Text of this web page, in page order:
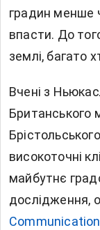
градин менше
впасти. До
землі, багато
Вчені з
Британського
високоточні
майбутнє
дослідження,